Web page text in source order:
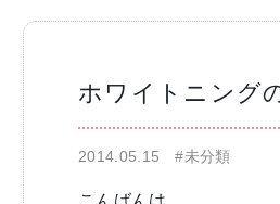
仁科歯科医
ホワイトニング
2014.05.15#未分類
こんばんは